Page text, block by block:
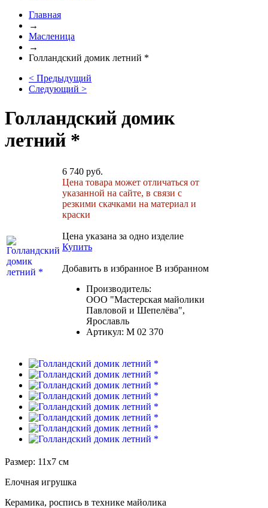
Главная
→
Масленица
→
Голландский домик летний *
< Предыдущий
Следующий >
Голландский домик
летний *
6 740 руб.
Цена товара может отличаться от
указанной на сайте, в связи с
резкими скачками на материал и
краски
Цена указана за одно изделие
Купить
Добавить в избранное В избранном
Производитель:
ООО "Мастерская майолики
Павловой и Шепелёва",
Ярославль
Артикул: М 02 370
Размер: 11х7 см
Елочная игрушка
Керамика, роспись в технике майолика